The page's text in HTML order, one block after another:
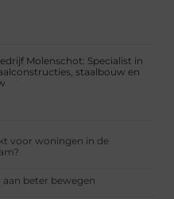
Molenschot: Specialist in
staalbouw en
voor woningen in de
beter bewegen